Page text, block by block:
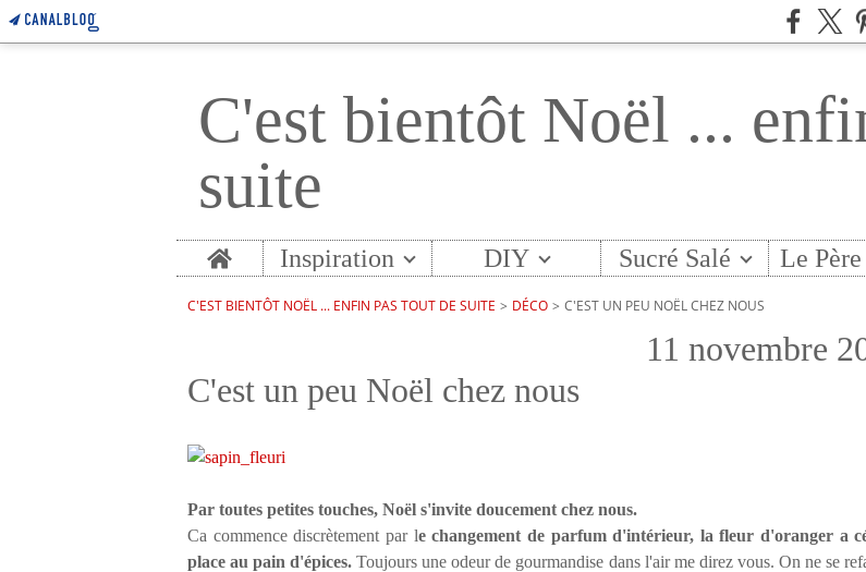
C'est bientôt Noël ...
suite
Home Inspiration DIY Sucré Salé Le
C'EST BIENTÔT NOËL ... ENFIN PAS TOUT DE SUITE > DÉCO > C'EST UN PEU NOËL CHEZ NOUS
11 novembre
C'est un peu Noël chez nous
Par toutes petites touches, Noël s'invite doucement chez nous.
Ca commence discrètement par le changement de parfum d'intérieur, la fleur d'oranger a
place au pain d'épices. Toujours une odeur de gourmandise dans l'air me direz vous. On ne se